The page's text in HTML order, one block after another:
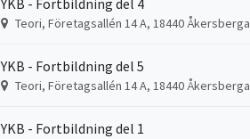
YKB - Fortbildning del 4
Teori, Företagsallén 14 A, 18440 Åkersberga
YKB - Fortbildning del 5
Teori, Företagsallén 14 A, 18440 Åkersberga
YKB - Fortbildning del 1